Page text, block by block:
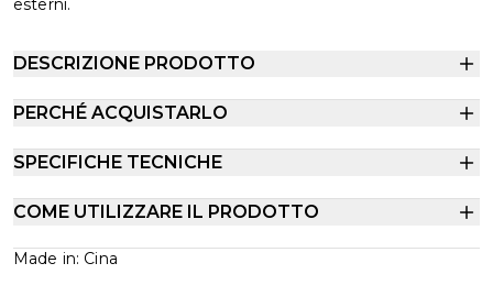
esterni.
DESCRIZIONE PRODOTTO
PERCHÉ ACQUISTARLO
SPECIFICHE TECNICHE
COME UTILIZZARE IL PRODOTTO
Made in: Cina